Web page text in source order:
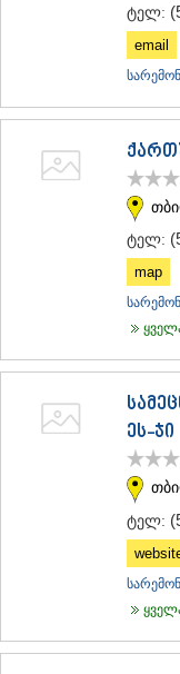
ტელ:
email
ტელ:
map
ყველა
ეს-ჯი
ტელ:
ყველა